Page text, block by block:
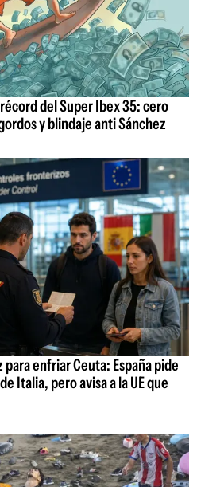
del Super Ibex 35: cero
y blindaje anti Sánchez
para enfriar Ceuta: España pide
Italia, pero avisa a la UE que